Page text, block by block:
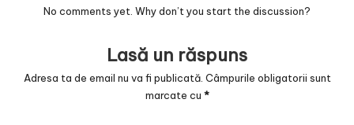
No comments yet. Why don’t you start the discussion?
Lasă un răspuns
Adresa ta de email nu va fi publicată. Câmpurile obligatorii sunt
marcate cu *